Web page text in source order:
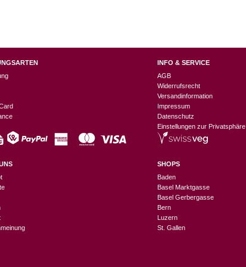
INFO & SERVICE
AGB
Widerrufsrecht
Versandinformation
Impressum
Datenschutz
Einstellungen zur Privatsphäre
SHOPS
Baden
Basel Marktgasse
Basel Gerbergasse
Bern
Luzern
St. Gallen